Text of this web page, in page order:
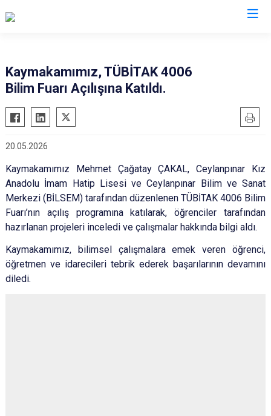
Akçakale
Birecik
Ceylanpınar
Halfeti
Harran
Hilvan
Siverek
Eyyübiye
Karaköprü
Kaymakamımız, TÜBİTAK 4006
Bilim Fuarı Açılışına Katıldı.
20.05.2026
Kaymakamımız Mehmet Çağatay ÇAKAL, Ceylanpınar Kız
Anadolu İmam Hatip Lisesi ve Ceylanpınar Bilim ve Sanat
Merkezi (BİLSEM) tarafından düzenlenen TÜBİTAK 4006 Bilim
Fuarı’nın açılış programına katılarak, öğrenciler tarafından
hazırlanan projeleri inceledi ve çalışmalar hakkında bilgi aldı.
Kaymakamımız, bilimsel çalışmalara emek veren öğrenci,
öğretmen ve idarecileri tebrik ederek başarılarının devamını
diledi.